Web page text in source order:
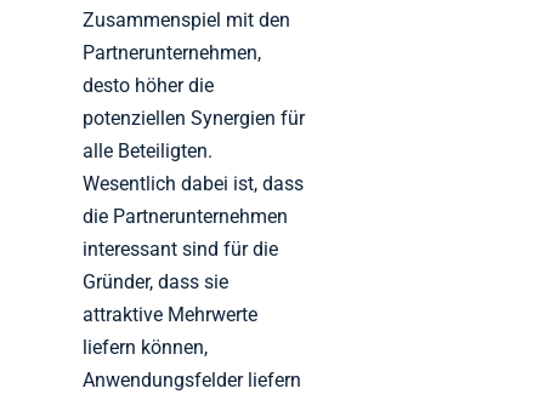
Zusammenspiel mit den
Partnerunternehmen,
desto höher die
potenziellen Synergien für
alle Beteiligten.
Wesentlich dabei ist, dass
die Partnerunternehmen
interessant sind für die
Gründer, dass sie
attraktive Mehrwerte
liefern können,
Anwendungsfelder liefern